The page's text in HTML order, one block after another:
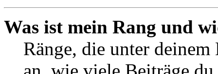
Was ist mein Rang und
Ränge, die unter deinem